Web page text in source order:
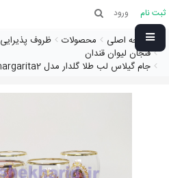
ثبت نام ورود
صفحه اصلی محصولات
ظروف پذیرایی
فنجان لیوان قندان
جام گیلاس لب طلا گلدار مدل kmargarita2